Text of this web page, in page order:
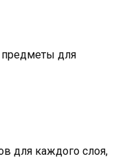
для
для каждого слоя,